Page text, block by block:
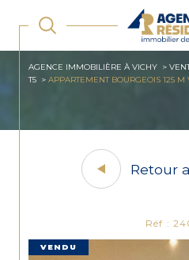
AGENCE IMMOBILIÈRE À VICHY
T5
APPARTEMENT BOURGEOIS 125 M
Retour
Réf :
VENDU